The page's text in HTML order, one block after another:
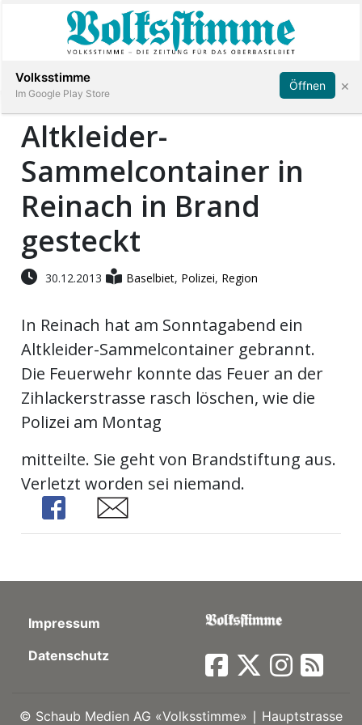
Immobilien
Veranstaltungen
Stellen
App
Fussball
Abonnieren Anmelden
Altkleider-
Sammelcontainer in
Reinach in Brand
gesteckt
30.12.2013 Baselbiet, Polizei, Region
In Reinach hat am Sonntagabend ein
Altkleider-Sammelcontainer gebrannt.
Die Feuerwehr konnte das Feuer an der
Zihlackerstrasse rasch löschen, wie die
Polizei am Montag
mitteilte. Sie geht von Brandstiftung aus.
Verletzt worden sei niemand.
Share
Share
Impressum
Datenschutz
© Schaub Medien AG «Volksstimme» ∣ Hauptstrasse
Volksstimme
Im Google Play Store
Öffnen ×